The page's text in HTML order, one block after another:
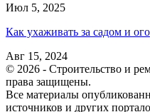
Июл 5, 2025
Как ухаживать за садом и
Авг 15, 2024
© 2026 - Строительство и
права защищены.
Все материалы
источников и других